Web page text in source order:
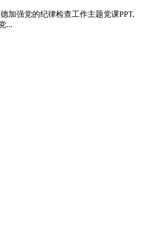
加强党的纪律检查工作主题党课PPT,
...